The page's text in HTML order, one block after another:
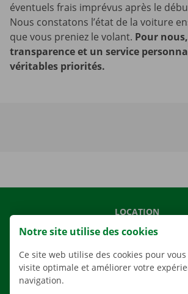
éventuels frais imprévus après le
Nous constatons l’état de la voiture
que vous preniez le volant. Pour
transparence et un service
véritables priorités.
LOCATION
NOS VÉHICULES
NOS SERVICES
AGENCES
Notre site utilise des cookies
Ce site web utilise des cookies pour
visite optimale et améliorer votre
navigation.